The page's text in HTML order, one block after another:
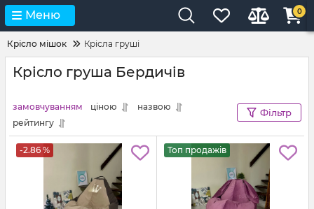
Меню 0
Крісло мішок Крісла груші
Крісло груша Бердичів
замовчуванням ціною
назвою
рейтингу
Фільтр
-2.86 % Топ продажів